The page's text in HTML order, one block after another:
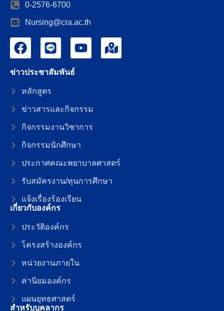
0-2576-6700
Nursing@cra.ac.th
ข่าวประชาสัมพันธ์
หลักสูตร
ข่าวสารและกิจกรรม
กิจกรรมงานวิชาการ
กิจกรรมนักศึกษา
ประกาศคณะพยาบาลศาสตร์
รับสมัครงาน/ทุนการศึกษา
แจ้งเรื่องร้องเรียน
เกี่ยวกับองค์กร
ประวัติองค์กร
โครงสร้างองค์กร
หน่วยงานภายใน
ค่านิยมองค์กร
แผนยุทธศาสตร์
สำหรับบุคลากร